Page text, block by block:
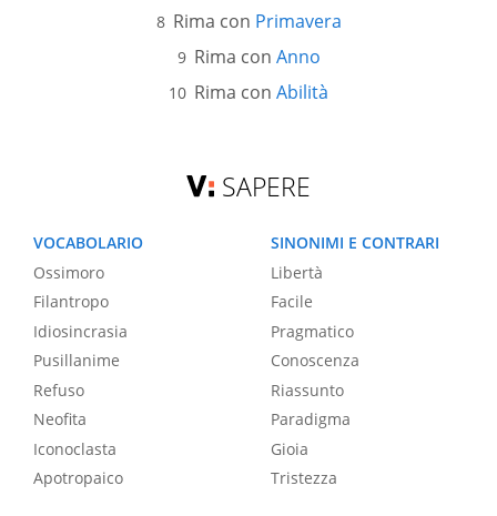
Rima con Primavera
Rima con Anno
Rima con Abilità
SAPERE
VOCABOLARIO
Ossimoro
Filantropo
Idiosincrasia
Pusillanime
Refuso
Neofita
Iconoclasta
Apotropaico
SINONIMI E CONTRARI
Libertà
Facile
Pragmatico
Conoscenza
Riassunto
Paradigma
Gioia
Tristezza